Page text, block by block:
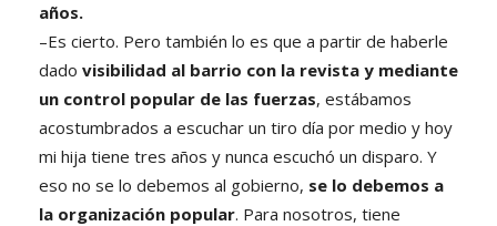
años.
–Es cierto. Pero también lo es que a partir de haberle
dado visibilidad al barrio con la revista y mediante
un control popular de las fuerzas, estábamos
acostumbrados a escuchar un tiro día por medio y hoy
mi hija tiene tres años y nunca escuchó un disparo. Y
eso no se lo debemos al gobierno, se lo debemos a
la organización popular. Para nosotros, tiene